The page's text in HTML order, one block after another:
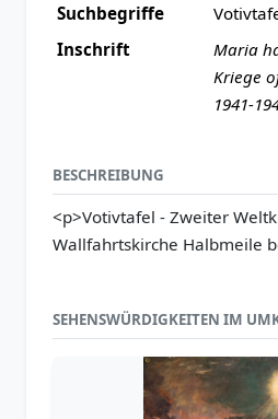
Suchbegriffe
Inschrift
Maria
Kriege
1941-
BESCHREIBUNG
<p>Votivtafel - Zweiter
Wallfahrtskirche Halbmeile
SEHENSWÜRDIGKEITEN IM